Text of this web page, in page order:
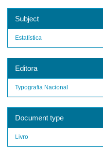
Subject
Estatística
Editora
Typografia Nacional
Document type
Livro